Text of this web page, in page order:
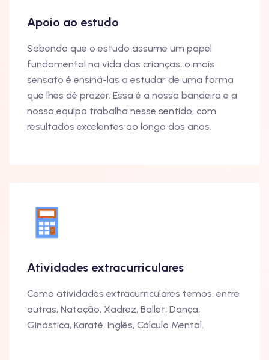
Apoio ao estudo
Sabendo que o estudo assume um papel
fundamental na vida das crianças, o mais
sensato é ensiná-las a estudar de uma forma
que lhes dê prazer. Essa é a nossa bandeira e a
nossa equipa trabalha nesse sentido, com
resultados excelentes ao longo dos anos.
Atividades extracurriculares
Como atividades extracurriculares temos, entre
outras, Natação, Xadrez, Ballet, Dança,
Ginástica, Karaté, Inglês, Cálculo Mental.